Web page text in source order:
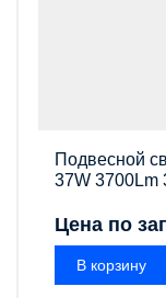
Подвесной
37W 3700Lm
Цена по
В корзину